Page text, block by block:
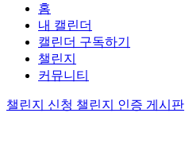
홈
내 캘린더
캘린더 구독하기
챌린지
커뮤니티
챌린지 신청 챌린지 인증 게시판